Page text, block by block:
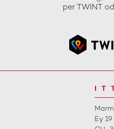
per TWINT
Ey 19